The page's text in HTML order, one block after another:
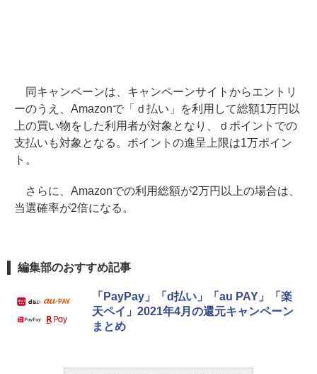
同キャンペーンは、キャンペーンサイトからエントリ
ーのうえ、Amazonで「ｄ払い」を利用して総額1万円以
上の買い物をした利用者が対象となり、ｄポイントでの
支払いも対象となる。ポイントの進呈上限は1万ポイン
ト。
さらに、Amazonでの利用総額が2万円以上の場合は、
当選確率が2倍になる。
編集部のおすすめ記事
「PayPay」「d払い」「au PAY」「楽
天ペイ」2021年4月の還元キャンペーン
まとめ